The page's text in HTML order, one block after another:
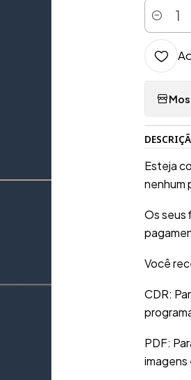
Esteja
nenhum
Os seus
Você
CDR:
PDF:
imagens